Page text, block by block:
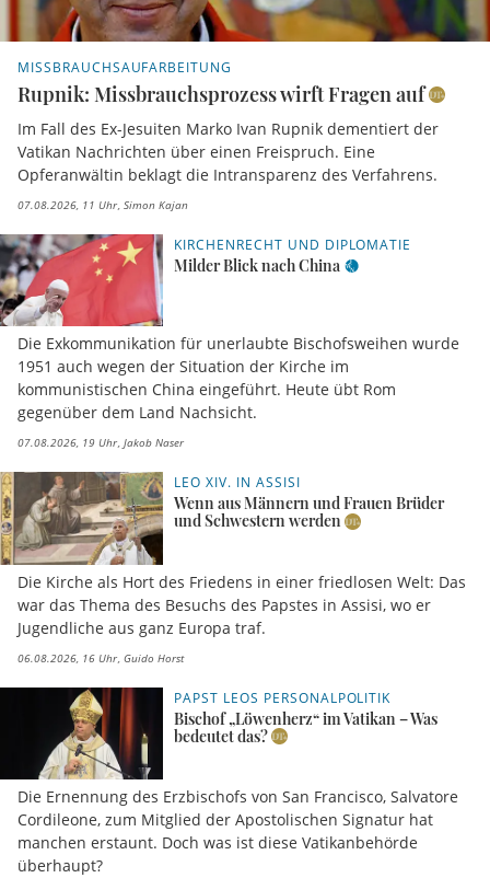
MISSBRAUCHSAUFARBEITUNG
Rupnik: Missbrauchsprozess wirft Fragen auf
Im Fall des Ex-Jesuiten Marko Ivan Rupnik dementiert der
Vatikan Nachrichten über einen Freispruch. Eine
Opferanwältin beklagt die Intransparenz des Verfahrens.
07.08.2026, 11 Uhr Simon Kajan
KIRCHENRECHT UND DIPLOMATIE
Milder Blick nach China
Die Exkommunikation für unerlaubte Bischofsweihen wurde
1951 auch wegen der Situation der Kirche im
kommunistischen China eingeführt. Heute übt Rom
gegenüber dem Land Nachsicht.
07.08.2026, 19 Uhr Jakob Naser
LEO XIV. IN ASSISI
Wenn aus Männern und Frauen Brüder
und Schwestern werden
Die Kirche als Hort des Friedens in einer friedlosen Welt: Das
war das Thema des Besuchs des Papstes in Assisi, wo er
Jugendliche aus ganz Europa traf.
06.08.2026, 16 Uhr Guido Horst
PAPST LEOS PERSONALPOLITIK
Bischof „Löwenherz“ im Vatikan – Was
bedeutet das?
Die Ernennung des Erzbischofs von San Francisco, Salvatore
Cordileone, zum Mitglied der Apostolischen Signatur hat
manchen erstaunt. Doch was ist diese Vatikanbehörde
überhaupt?